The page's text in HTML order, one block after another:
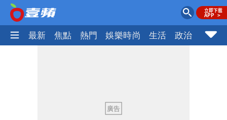
最新 焦點 熱門 娛樂時尚 生活 政治 社會